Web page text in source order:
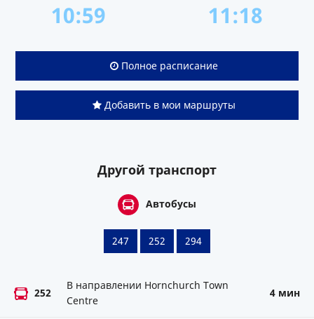
10:59 11:18
Полное расписание
Добавить в мои маршруты
Другой транспорт
Автобусы
247 252 294
252
В направлении Hornchurch Town
Centre
4 мин